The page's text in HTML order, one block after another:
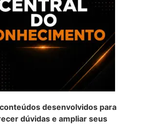
desenvolvidos para
dúvidas e ampliar seus